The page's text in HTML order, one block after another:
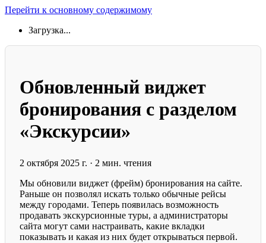
Перейти к основному содержимому
Загрузка...
Обновленный виджет
бронирования с разделом
«Экскурсии»
2 октября 2025 г. · 2 мин. чтения
Мы обновили виджет (фрейм) бронирования на сайте.
Раньше он позволял искать только обычные рейсы
между городами. Теперь появилась возможность
продавать экскурсионные туры, а администраторы
сайта могут сами настраивать, какие вкладки
показывать и какая из них будет открываться первой.